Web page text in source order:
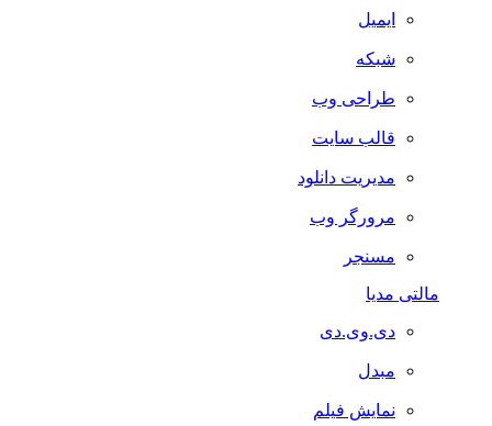
ایمیل
شبکه
طراحی وب
قالب سایت
مدیریت دانلود
مرورگر وب
مسنجر
مالتی مدیا
دی.وی.دی
مبدل
نمایش فیلم